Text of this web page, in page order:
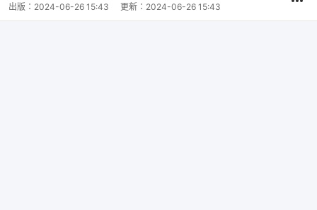
出版： 2024-06-26 15:43 更新： 2024-06-26 15:43